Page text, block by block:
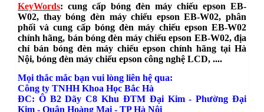
KeyWords: cung cấp bóng đèn máy chiếu epson EB-
W02, thay bóng đèn máy chiếu epson EB-W02, phân
phối và cung cấp bóng đèn máy chiếu epson EB-W02
chính hãng, bán bóng đèn máy chiếu epson EB-W02, địa
chỉ bán bóng đèn máy chiếu epson chính hãng tại Hà
Nội, bóng đèn máy chiếu epson công nghệ LCD, ....
Mọi thắc mắc bạn vui lòng liên hệ qua:
Công ty TNHH Khoa Học Bắc Hà
ĐC: Ô B2 Dãy C8 Khu ĐTM Đại Kim - Phường Đại
Kim - Quận Hoàng Mai - TP Hà Nội